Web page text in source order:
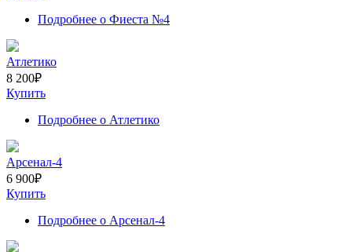
Подробнее о Фиеста №4
Атлетико
8 200₽
Купить
Подробнее о Атлетико
Арсенал-4
6 900₽
Купить
Подробнее о Арсенал-4